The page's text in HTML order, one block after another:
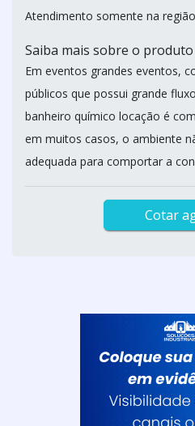
Atendimento somente na
Saiba mais sobre o produto
Em eventos grandes eventos,
públicos que possui grande
banheiro químico locação é
em muitos casos, o ambiente
adequada para comportar a
Cotar